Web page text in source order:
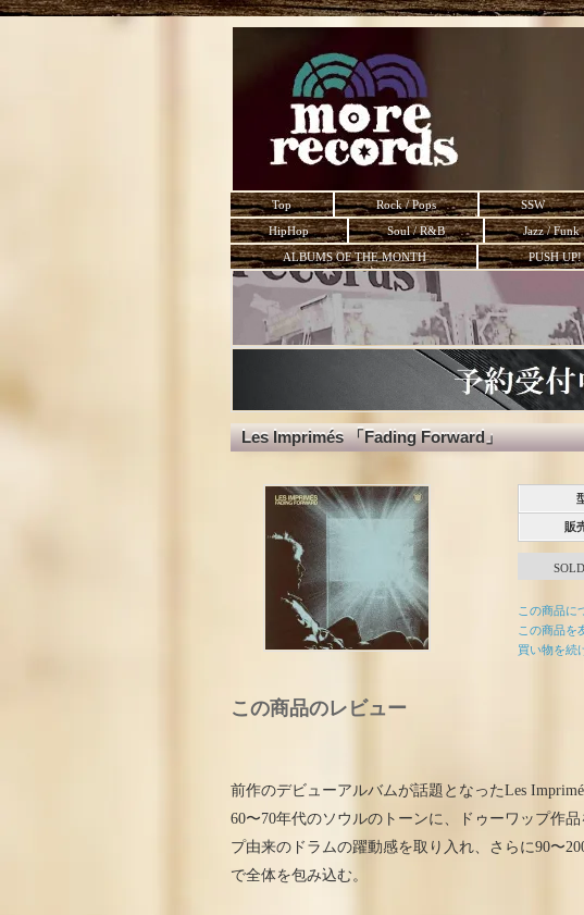
Top Rock / Pops SSW
HipHop
Soul / R&B Jazz / Funk
ALBUMS OF THE MONTH
PUSH
Les Imprimés 「Fading Forward」
販
この商品に
この商品を
買い物を続
この商品のレビュー
前作のデビューアルバムが話題となったLes
60〜70年代のソウルのトーンに、ドゥーワップ作
プ由来のドラムの躍動感を取り入れ、さらに90〜
で全体を包み込む。